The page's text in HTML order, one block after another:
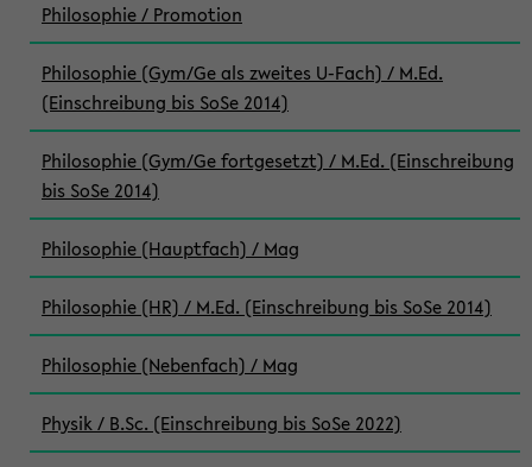
Philosophie / Promotion
Philosophie (Gym/Ge als zweites U-Fach) / M.Ed.
(Einschreibung bis SoSe 2014)
Philosophie (Gym/Ge fortgesetzt) / M.Ed. (Einschreibung
bis SoSe 2014)
Philosophie (Hauptfach) / Mag
Philosophie (HR) / M.Ed. (Einschreibung bis SoSe 2014)
Philosophie (Nebenfach) / Mag
Physik / B.Sc. (Einschreibung bis SoSe 2022)